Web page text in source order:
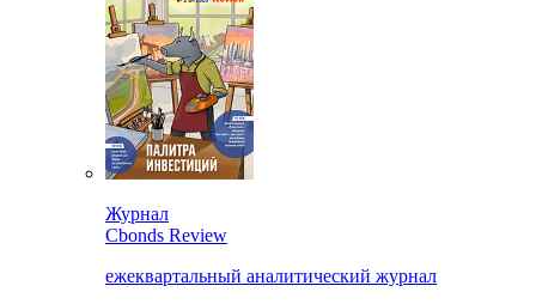
Журнал
Cbonds Review
ежеквартальный аналитический журнал